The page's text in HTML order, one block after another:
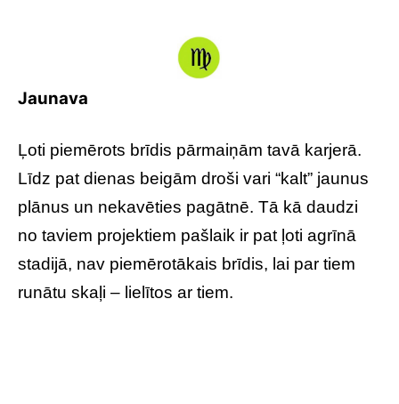
Jaunava
Ļoti piemērots brīdis pārmaiņām tavā karjerā.
Līdz pat dienas beigām droši vari “kalt” jaunus
plānus un nekavēties pagātnē. Tā kā daudzi
no taviem projektiem pašlaik ir pat ļoti agrīnā
stadijā, nav piemērotākais brīdis, lai par tiem
runātu skaļi – lielītos ar tiem.